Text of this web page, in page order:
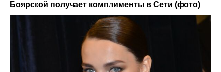
Боярской получает комплименты в Сети (фото)